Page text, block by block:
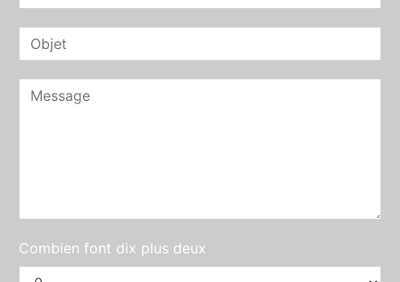
Combien font dix plus deux